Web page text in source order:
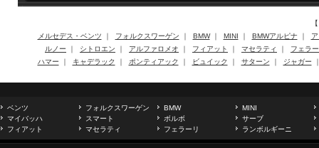
メルセデス・ベンツ ｜ フォルクスワーゲン ｜ BMW｜ MINI ｜ BMWアルピナ ｜
ルノー ｜ シトロエン ｜ アルファロメオ ｜ フィアット ｜ マセラティ ｜ フェラ
ハマー ｜ キャデラック ｜ ポンティアック ｜ ビュイック ｜ サターン ｜ ジャガー
ベンツ フォルクスワーゲン BMW
MINI
マイバッハ
スマート ボルボ
サーブ
フィアット
マセラティ フェラーリ ランボルギーニ